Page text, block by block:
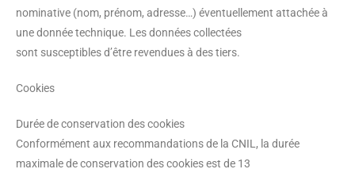
nominative (nom, prénom, adresse…) éventuellement attachée à
une donnée technique. Les données collectées
sont susceptibles d’être revendues à des tiers.
Cookies
Durée de conservation des cookies
Conformément aux recommandations de la CNIL, la durée
maximale de conservation des cookies est de 13